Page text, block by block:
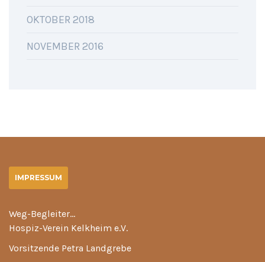
OKTOBER 2018
NOVEMBER 2016
IMPRESSUM
Weg-Begleiter…
Hospiz-Verein Kelkheim e.V.
Vorsitzende Petra Landgrebe